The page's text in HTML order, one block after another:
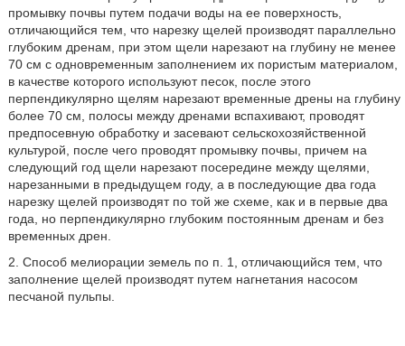
промывку почвы путем подачи воды на ее поверхность,
отличающийся тем, что нарезку щелей производят параллельно
глубоким дренам, при этом щели нарезают на глубину не менее
70 см с одновременным заполнением их пористым материалом,
в качестве которого используют песок, после этого
перпендикулярно щелям нарезают временные дрены на глубину
более 70 см, полосы между дренами вспахивают, проводят
предпосевную обработку и засевают сельскохозяйственной
культурой, после чего проводят промывку почвы, причем на
следующий год щели нарезают посередине между щелями,
нарезанными в предыдущем году, а в последующие два года
нарезку щелей производят по той же схеме, как и в первые два
года, но перпендикулярно глубоким постоянным дренам и без
временных дрен.
2. Способ мелиорации земель по п. 1, отличающийся тем, что
заполнение щелей производят путем нагнетания насосом
песчаной пульпы.